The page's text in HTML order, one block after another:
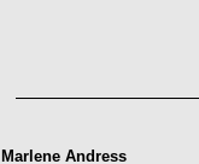
Marlene Andress